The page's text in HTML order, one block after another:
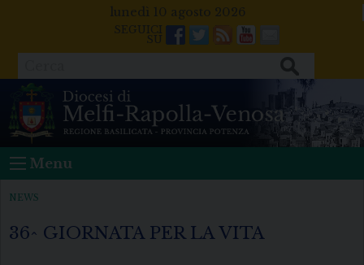
lunedì 10 agosto 2026
Facebook
Twitter
FeedsYoutube
Mail
Menu
NEWS
36^ GIORNATA PER LA VITA